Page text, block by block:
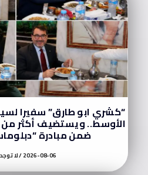
“كشري ابو طارق” سفيرا
ضمن مبادرة
2026-08-06 لا توجد